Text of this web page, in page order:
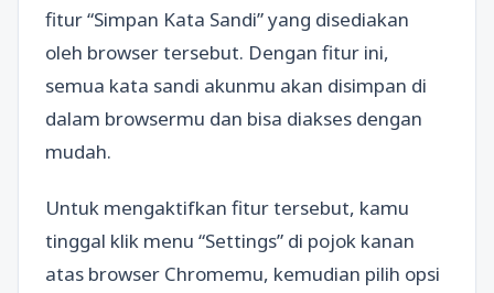
fitur “Simpan Kata Sandi” yang disediakan
oleh browser tersebut. Dengan fitur ini,
semua kata sandi akunmu akan disimpan di
dalam browsermu dan bisa diakses dengan
mudah.
Untuk mengaktifkan fitur tersebut, kamu
tinggal klik menu “Settings” di pojok kanan
atas browser Chromemu, kemudian pilih opsi